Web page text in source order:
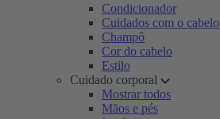
Condicionador
Cuidados com o cabelo
Champô
Cor do cabelo
Estilo
Cuidado corporal
Mostrar todos
Mãos e pés